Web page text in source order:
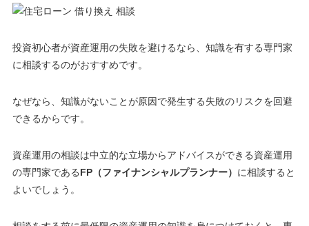
投資初心者が資産運用の失敗を避けるなら、知識を有する専門家
に相談するのがおすすめです。
なぜなら、知識がないことが原因で発生する失敗のリスクを回避
できるからです。
資産運用の相談は中立的な立場からアドバイスができる資産運用
の専門家であるFP（ファイナンシャルプランナー） に相談すると
よいでしょう。